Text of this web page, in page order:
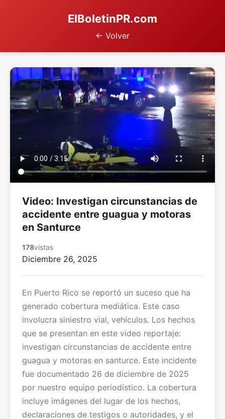
ElBoletinPR.com
← Volver
Video: Investigan circunstancias de
accidente entre guagua y motoras
en Santurce
178vistas
Diciembre 26, 2025
En Puerto Rico se reportó un suceso que ha
generado cobertura mediática. Este caso
involucra siniestro vial, vehículos. Los hechos
que se presentan en este video reportaje:
investigan circunstancias de accidente entre
guagua y motoras en santurce. Este incidente
fue documentado 26 de diciembre de 2025
por nuestro equipo periodístico. La cobertura
incluye imágenes del lugar de los hechos,
declaraciones de testigos o autoridades, y el